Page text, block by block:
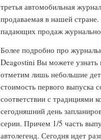
третья автомобильная
продаваемая в нашей
падающих продаж
Более подробно про
Deagostini Вы можете узнать
отметим лишь небольшие
стоимость первого выпуска
соответствии с традициями
сегодняшний день
серии. Причем 1/5 часть
автолегенд. Сегодня идет